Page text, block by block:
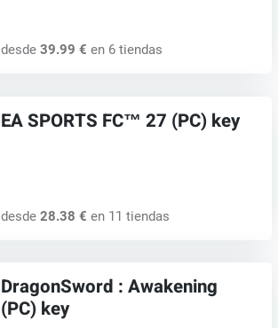
desde 39.99 € en 6 tiendas
EA SPORTS FC™ 27 (PC) key
desde 28.38 € en 11 tiendas
DragonSword : Awakening
(PC) key